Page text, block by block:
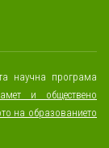
научна програма
и обществено
на образованието